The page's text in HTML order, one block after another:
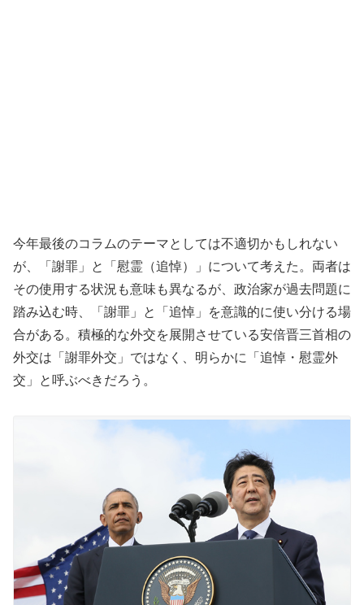
今年最後のコラムのテーマとしては不適切かもしれない
が、「謝罪」と「慰霊（追悼）」について考えた。両者は
その使用する状況も意味も異なるが、政治家が過去問題に
踏み込む時、「謝罪」と「追悼」を意識的に使い分ける場
合がある。積極的な外交を展開させている安倍晋三首相の
外交は「謝罪外交」ではなく、明らかに「追悼・慰霊外
交」と呼ぶべきだろう。